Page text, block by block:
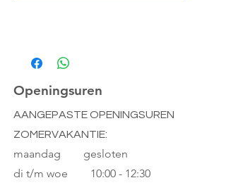
Openingsuren
AANGEPASTE OPENINGSUREN
ZOMERVAKANTIE:
maandag gesloten
di t/m woe 10:00 - 12:30